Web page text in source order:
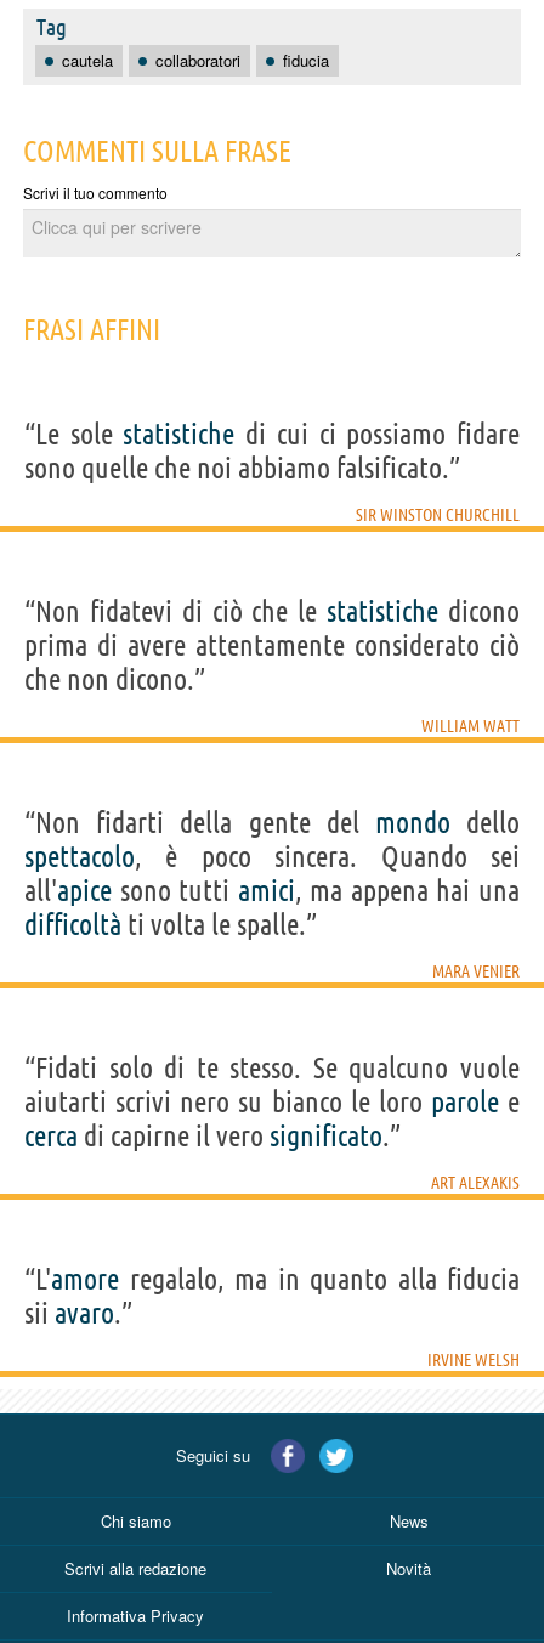
Tag
cautela collaboratori fiducia
COMMENTI SULLA FRASE
Scrivi il tuo commento
FRASI AFFINI
“Le sole statistiche di cui ci possiamo fidare
sono quelle che noi abbiamo falsificato.”
SIR WINSTON CHURCHILL
“Non fidatevi di ciò che le statistiche dicono
prima di avere attentamente considerato ciò
che non dicono.”
WILLIAM WATT
“Non fidarti della gente del mondo dello
spettacolo, è poco sincera. Quando sei
all'apice sono tutti amici, ma appena hai una
difficoltà ti volta le spalle.”
MARA VENIER
“Fidati solo di te stesso. Se qualcuno vuole
aiutarti scrivi nero su bianco le loro parolee
cerca di capirne il vero significato.”
ART ALEXAKIS
“L'amore regalalo, ma in quanto alla fiducia
sii avaro.”
IRVINE WELSH
Seguici su
Chi siamo News
Scrivi alla redazione Novità
Informativa Privacy